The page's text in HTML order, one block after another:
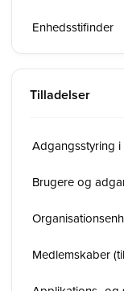
Enhedsstifinder
Tilladelser
Adgangsstyring i
Brugere og
Medlemskaber